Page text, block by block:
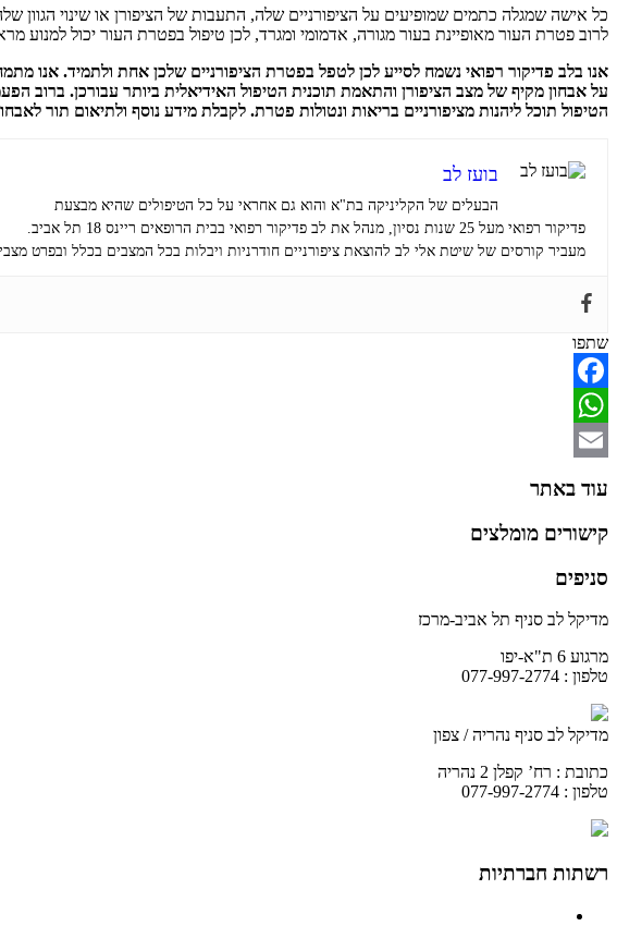
כל אישה שמגלה כתמים שמופיעים על הציפורניים שלה, התעבות של הציפורן או שינוי
לרוב פטרת העור מאופיינת בעור מגורה, אדמומי ומגרד, לכן טיפול בפטרת העור יכול
על אבחון מקיף של מצב הציפורן והתאמת תוכנית הטיפול האידיאלית ביותר עבורכן. ברוב
הטיפול תוכל ליהנות מציפורניים בריאות ונטולות פטרת. לקבלת מידע נוסף ולתיאום תור לאבחון
בועז לב
הבעלים של הקליניקה בת"א והוא גם אחראי על כל הטיפולים שהיא מבצעת
פדיקור רפואי מעל 25 שנות נסיון, מנהל את לב פדיקור רפואי בבית הרופאים ריינס 18 תל אביב.
מעביר קורסים של שיטת אלי לב להוצאת ציפורניים חודרניות ויבלות בכל המצבים בכלל ובפרט
שתפו
Facebook
WhatsApp
עוד באתר
קישורים מומלצים
סניפים
מדיקל לב סניף תל אביב-מרכז
מרגוע 6 ת"א-יפו
טלפון : 077-997-2774
מדיקל לב סניף נהריה / צפון
כתובת : רח’ קפלן 2 נהריה
טלפון : 077-997-2774
רשתות חברתיות